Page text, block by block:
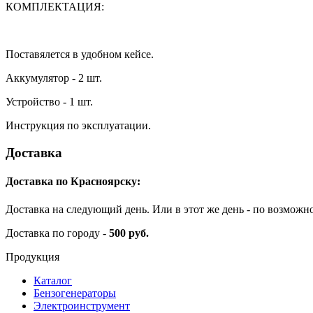
КОМПЛЕКТАЦИЯ:
Поставялется в удобном кейсе.
Аккумулятор - 2 шт.
Устройство - 1 шт.
Инструкция по эксплуатации.
Доставка
Доставка по Красноярску:
Доставка на следующий день. Или в этот же день - по
Доставка по городу - 500 руб.
Продукция
Каталог
Бензогенераторы
Электроинструмент